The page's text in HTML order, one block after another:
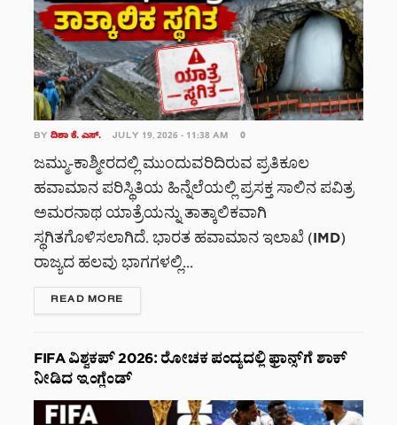
BY ದಿಶಾ ಕೆ. ಎಸ್. JULY 19, 2026 - 11:38 AM 0
ಜಮ್ಮು-ಕಾಶ್ಮೀರದಲ್ಲಿ ಮುಂದುವರಿದಿರುವ ಪ್ರತಿಕೂಲ
ಹವಾಮಾನ ಪರಿಸ್ಥಿತಿಯ ಹಿನ್ನೆಲೆಯಲ್ಲಿ ಪ್ರಸಕ್ತ ಸಾಲಿನ ಪವಿತ್ರ
ಅಮರನಾಥ ಯಾತ್ರೆಯನ್ನು ತಾತ್ಕಾಲಿಕವಾಗಿ
ಸ್ಥಗಿತಗೊಳಿಸಲಾಗಿದೆ. ಭಾರತ ಹವಾಮಾನ ಇಲಾಖೆ (IMD)
ರಾಜ್ಯದ ಹಲವು ಭಾಗಗಳಲ್ಲಿ...
READ MORE
FIFA ವಿಶ್ವಕಪ್ 2026: ರೋಚಕ ಪಂದ್ಯದಲ್ಲಿ ಫ್ರಾನ್ಸ್‌ಗೆ ಶಾಕ್
ನೀಡಿದ ಇಂಗ್ಲೆಂಡ್